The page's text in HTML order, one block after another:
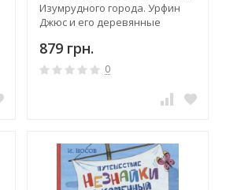
Изумрудного города. Урфин
Джюс и его деревянные
королей
879 грн.
0